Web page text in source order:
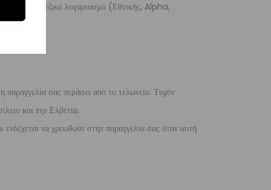
ένα τραπεζικό λογαριασμό (Εθνικής, Alpha,
παραγγελία σας περάσει από το τελωνείο. Τυχόν
και την Ελβετία.
να χρεωθούν στην παραγγελία σας όταν αυτή